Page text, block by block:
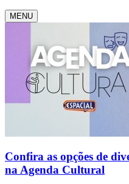
MENU
Confira as opções de
na Agenda Cultural